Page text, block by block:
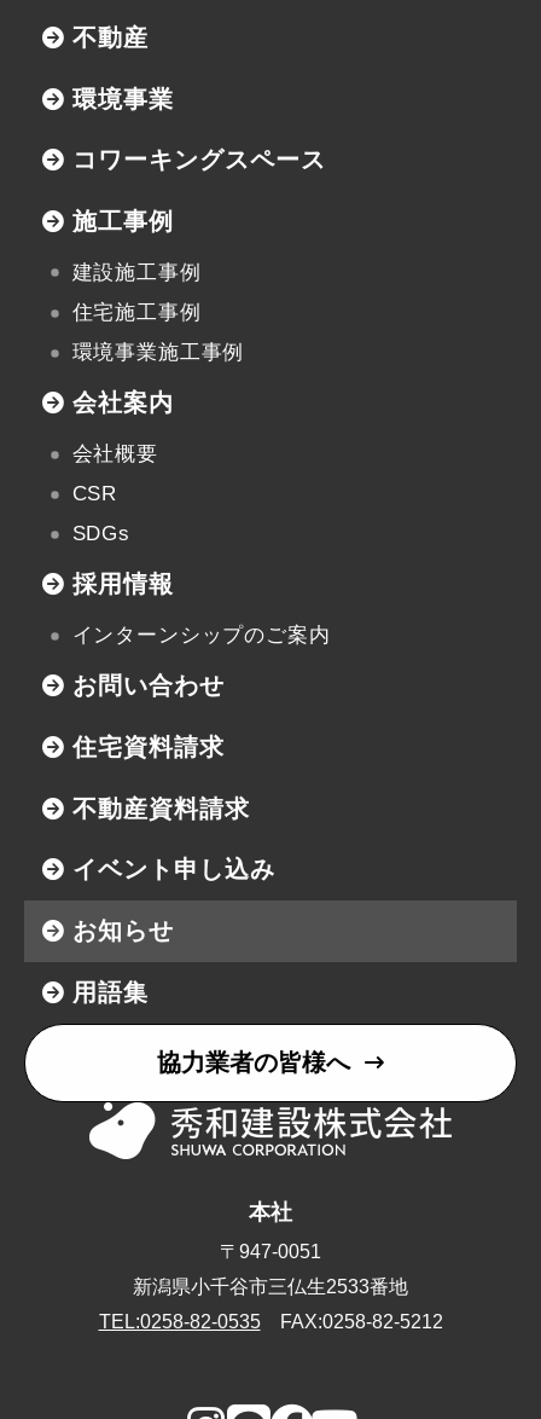
用語集
協力業者の皆様へ
新潟県小千谷市三仏生2533番地
不動産
環境事業
コワーキングスペース
施工事例
建設施工事例
住宅施工事例
環境事業施工事例
会社案内
会社概要
CSR
SDGs
採用情報
インターンシップのご案内
お問い合わせ
住宅資料請求
不動産資料請求
イベント申し込み
お知らせ
用語集
協力業者の皆様へ
本社
〒947-0051
新潟県小千谷市三仏生2533番地
TEL:0258-82-0535FAX:0258-82-5212